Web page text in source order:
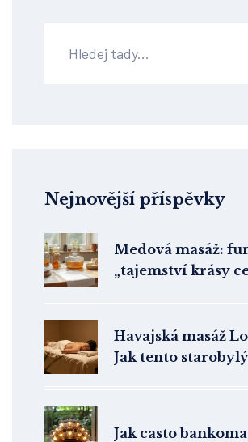
Nejnovější příspěvky
Medová masáž:
„tajemství krásy
Havajská masáž
Jak tento
Jak casto